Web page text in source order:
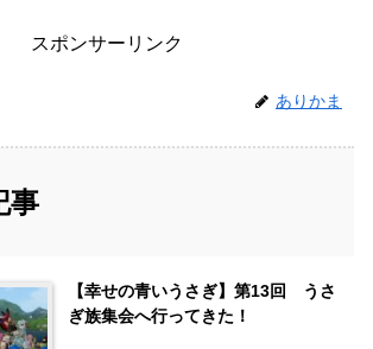
スポンサーリンク
ありかま
事
【幸せの青いうさぎ】第13回 うさ
ぎ族集会へ行ってきた！